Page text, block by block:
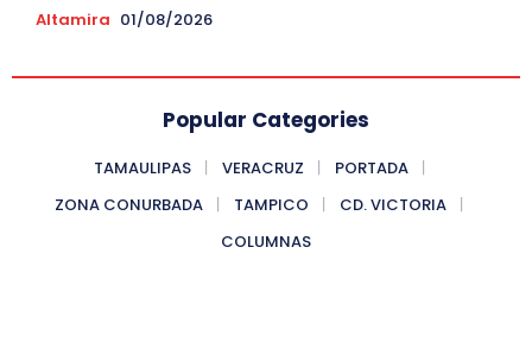
Altamira 01/08/2026
Popular Categories
TAMAULIPAS VERACRUZ
PORTADA
ZONA CONURBADA
TAMPICO
CD. VICTORIA
COLUMNAS